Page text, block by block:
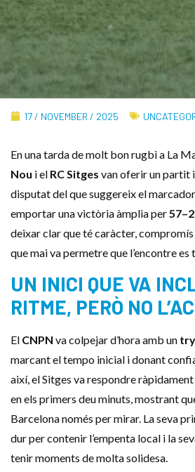
17 / NOVEMBER / 2025
En una tarda de molt bon rugbi a La
Nou i el RC Sitges van oferir un partit
disputat del que suggereix el
emportar una victòria àmplia per
deixar clar que té caràcter,
que mai va permetre que l’encontre es
UN INICI QUE VA
RITME, PERÒ NO
El CNPN va colpejar d’hora amb un try
marcant el tempo inicial i donant
així, el Sitges va respondre
en els primers deu minuts, mostrant
Barcelona només per mirar. La seva
dur per contenir l’empenta local i la
tenir moments de molta solidesa.